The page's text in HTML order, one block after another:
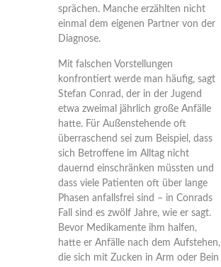
sprächen. Manche erzählten nicht
einmal dem eigenen Partner von der
Diagnose.
Mit falschen Vorstellungen
konfrontiert werde man häufig, sagt
Stefan Conrad, der in der Jugend
etwa zweimal jährlich große Anfälle
hatte. Für Außenstehende oft
überraschend sei zum Beispiel, dass
sich Betroffene im Alltag nicht
dauernd einschränken müssten und
dass viele Patienten oft über lange
Phasen anfallsfrei sind – in Conrads
Fall sind es zwölf Jahre, wie er sagt.
Bevor Medikamente ihm halfen,
hatte er Anfälle nach dem Aufstehen,
die sich mit Zucken in Arm oder Bein